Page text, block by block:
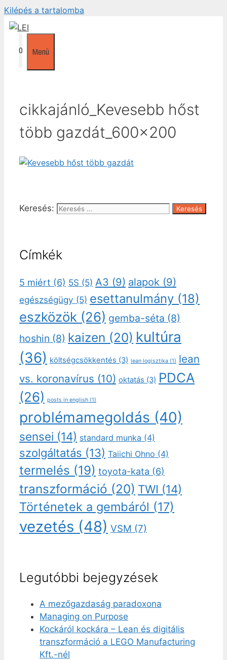
Kilépés a tartalomba
0 Menü
cikkajánló_Kevesebb hőst
több gazdát_600x200
Keresés:
Címkék
5 miért (6) 5S (5) A3 (9) alapok (9)
egészségügy (5) esettanulmány (18)
eszközök (26) gemba-séta (8)
hoshin (8) kaizen (20) kultúra
(36) költségcsökkentés (3) lean logisztika (1) lean
vs. koronavírus (10) oktatás (3) PDCA
(26) posts in english (1)
problémamegoldás (40)
sensei (14) standard munka (4)
szolgáltatás (13) Taiichi Ohno (4)
termelés (19) toyota-kata (6)
transzformáció (20) TWI (14)
Történetek a gembáról (17)
vezetés (48) VSM (7)
Legutóbbi bejegyzések
A mezőgazdaság paradoxona
Managing on Purpose
Kockáról kockára – Lean és digitális
transzformáció a LEGO Manufacturing
Kft.-nél